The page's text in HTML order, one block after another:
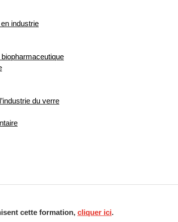
industrie
du verre
cette formation, cliquer ici.